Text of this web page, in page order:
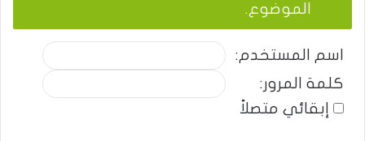
الموضوع.
اسم المستخدم:
كلمة المرور:
إبقائي متصلاً